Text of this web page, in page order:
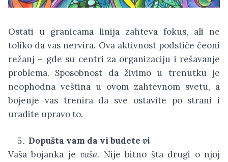
Ostati u granicama linija zahteva fokus, ali ne
toliko da vas nervira. Ova aktivnost podstiče čeoni
režanj – gde su centri za organizaciju i rešavanje
problema. Sposobnost da živimo u trenutku je
neophodna veština u ovom zahtevnom svetu, a
bojenje vas trenira da sve ostavite po strani i
uradite upravo to.
Dopušta vam da vi budete vi
Vaša bojanka jevaša. Nije bitno šta drugi o njoj